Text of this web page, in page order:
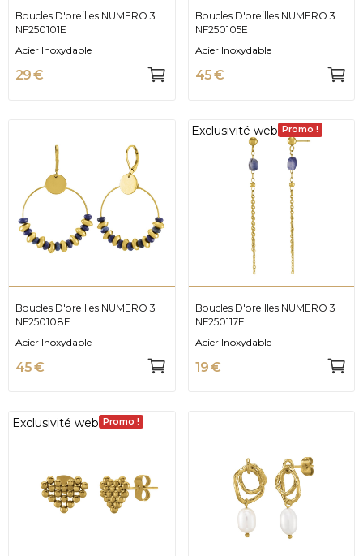
Boucles D'oreilles NUMERO 3
NF250101E
Acier Inoxydable
29 €
Boucles D'oreilles NUMERO 3
NF250105E
Acier Inoxydable
45 €
Boucles D'oreilles NUMERO 3
NF250108E
Acier Inoxydable
45 €
Exclusivité web Promo !
Boucles D'oreilles NUMERO 3
NF250117E
Acier Inoxydable
19 €
Exclusivité web Promo !